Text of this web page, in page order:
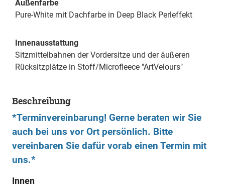
Außenfarbe
Pure-White mit Dachfarbe in Deep Black Perleffekt
Innenausstattung
Sitzmittelbahnen der Vordersitze und der äußeren
Rücksitzplätze in Stoff/Microfleece "ArtVelours"
Beschreibung
*Terminvereinbarung! Gerne beraten wir Sie
auch bei uns vor Ort persönlich. Bitte
vereinbaren Sie dafür vorab einen Termin mit
uns.*
Innen